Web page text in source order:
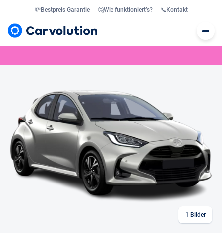
💸Bestpreis Garantie 🤔Wie funktioniert’s? 📞 Kontakt
1 Bilder